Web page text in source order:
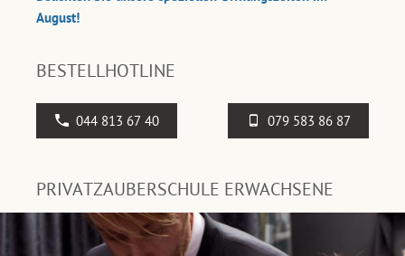
August!
BESTELLHOTLINE
044 813 67 40 079 583 86 87
PRIVATZAUBERSCHULE ERWACHSENE